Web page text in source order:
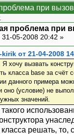
при
проблема при
31-05-2008 20:42 »
от 21-04-2008
хочу вызвать
класса base за счёт
данного примера
оно (условие) не
значений.
решать, то,